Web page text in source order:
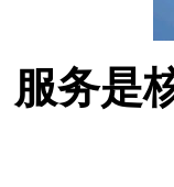
务是